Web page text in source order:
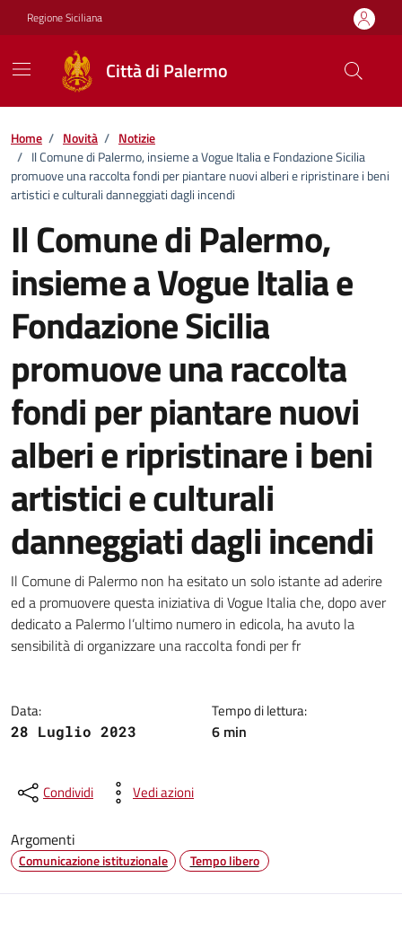
Vai ai contenuti
Vai al footer
Regione Siciliana
Città di Palermo
Home / Novità / Notizie
/ Il Comune di Palermo, insieme a Vogue Italia e Fondazione Sicilia
promuove una raccolta fondi per piantare nuovi alberi e ripristinare i beni
artistici e culturali danneggiati dagli incendi
Il Comune di Palermo,
insieme a Vogue Italia e
Fondazione Sicilia
promuove una raccolta
fondi per piantare nuovi
alberi e ripristinare i beni
artistici e culturali
danneggiati dagli incendi
Dettagli della notizia
Il Comune di Palermo non ha esitato un solo istante ad aderire
ed a promuovere questa iniziativa di Vogue Italia che, dopo aver
dedicato a Palermo l’ultimo numero in edicola, ha avuto la
sensibilità di organizzare una raccolta fondi per fr
Data:
28 Luglio 2023
Tempo di lettura:
6 min
Condividi Vedi azioni
Argomenti
Comunicazione istituzionale Tempo libero